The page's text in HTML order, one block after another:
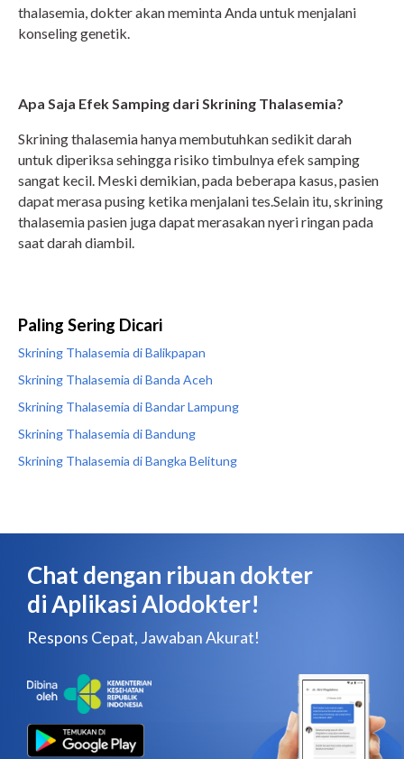
thalasemia, dokter akan meminta Anda untuk menjalani
konseling genetik.
Apa Saja Efek Samping dari Skrining Thalasemia?
Skrining thalasemia hanya membutuhkan sedikit darah
untuk diperiksa sehingga risiko timbulnya efek samping
sangat kecil. Meski demikian, pada beberapa kasus, pasien
dapat merasa pusing ketika menjalani tes.Selain itu, skrining
thalasemia pasien juga dapat merasakan nyeri ringan pada
saat darah diambil.
Paling Sering Dicari
Skrining Thalasemia di Balikpapan
Skrining Thalasemia di Banda Aceh
Skrining Thalasemia di Bandar Lampung
Skrining Thalasemia di Bandung
Skrining Thalasemia di Bangka Belitung